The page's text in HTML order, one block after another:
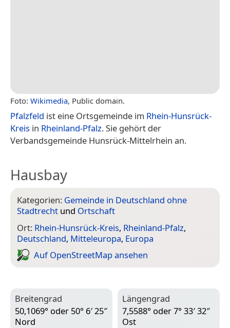
Foto: Wikimedia, Public domain.
Pfalzfeld ist eine Ortsgemeinde im Rhein-Hunsrück-
Kreis in Rheinland-Pfalz. Sie gehört der
Verbandsgemeinde Hunsrück-Mittelrhein an.
Hausbay
Kategorien: Gemeinde in Deutschland ohne
Stadtrecht und Ortschaft
Ort: Rhein-Hunsrück-Kreis, Rheinland-Pfalz,
Deutschland, Mitteleuropa, Europa
Auf Open­Street­Map ansehen
Breitengrad
50,1069° oder 50° 6′ 25″
Nord
Längengrad
7,5588° oder 7° 33′ 32″
Ost